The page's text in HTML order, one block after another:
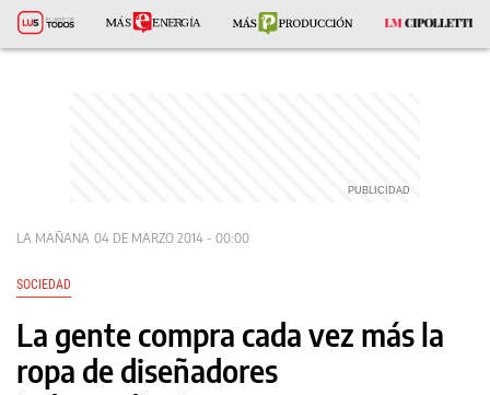
LA MAÑANA 04 DE MARZO 2014 - 00:00
SOCIEDAD
La gente compra cada vez más la
ropa de diseñadores